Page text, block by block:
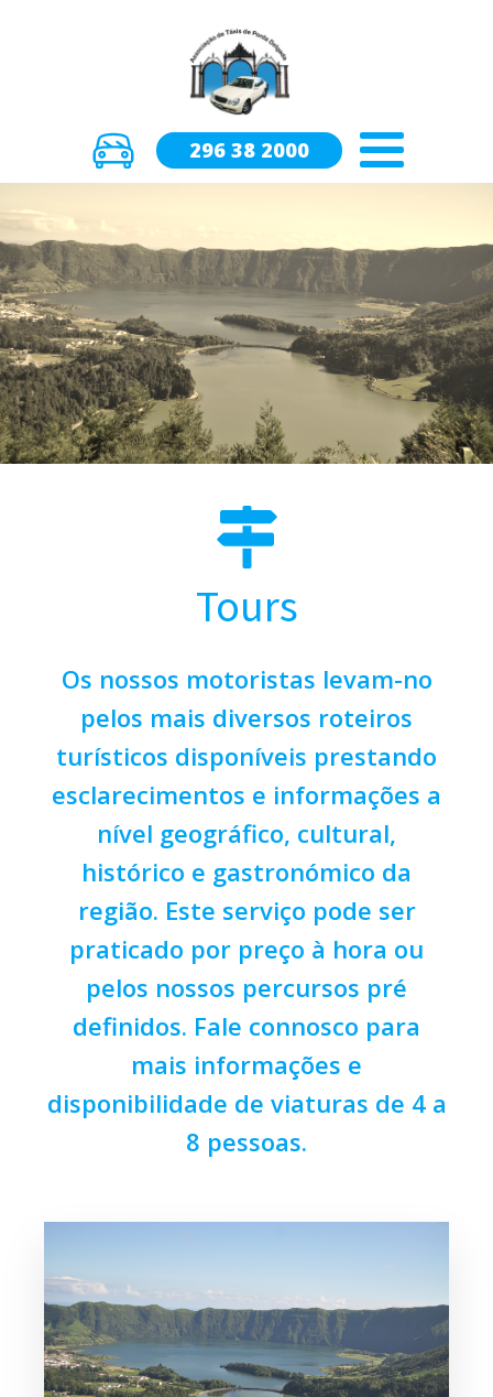
296 38 2000
Tours
Os nossos motoristas levam-no
pelos mais diversos roteiros
turísticos disponíveis prestando
esclarecimentos e informações a
nível geográfico, cultural,
histórico e gastronómico da
região. Este serviço pode ser
praticado por preço à hora ou
pelos nossos percursos pré
definidos. Fale connosco para
mais informações e
disponibilidade de viaturas de 4 a
8 pessoas.